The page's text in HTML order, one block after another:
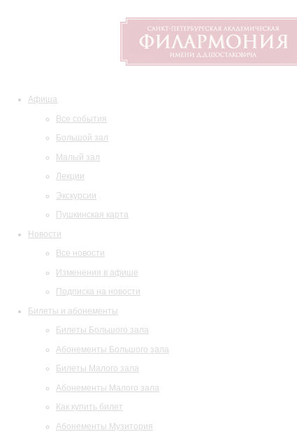
Афиша
Все события
Большой зал
Малый зал
Лекции
Экскурсии
Пушкинская карта
Новости
Все новости
Изменения в афише
Подписка на новости
Билеты и абонементы
Билеты Большого зала
Абонементы Большого зала
Билеты Малого зала
Абонементы Малого зала
Как купить билет
Абонементы Музитория